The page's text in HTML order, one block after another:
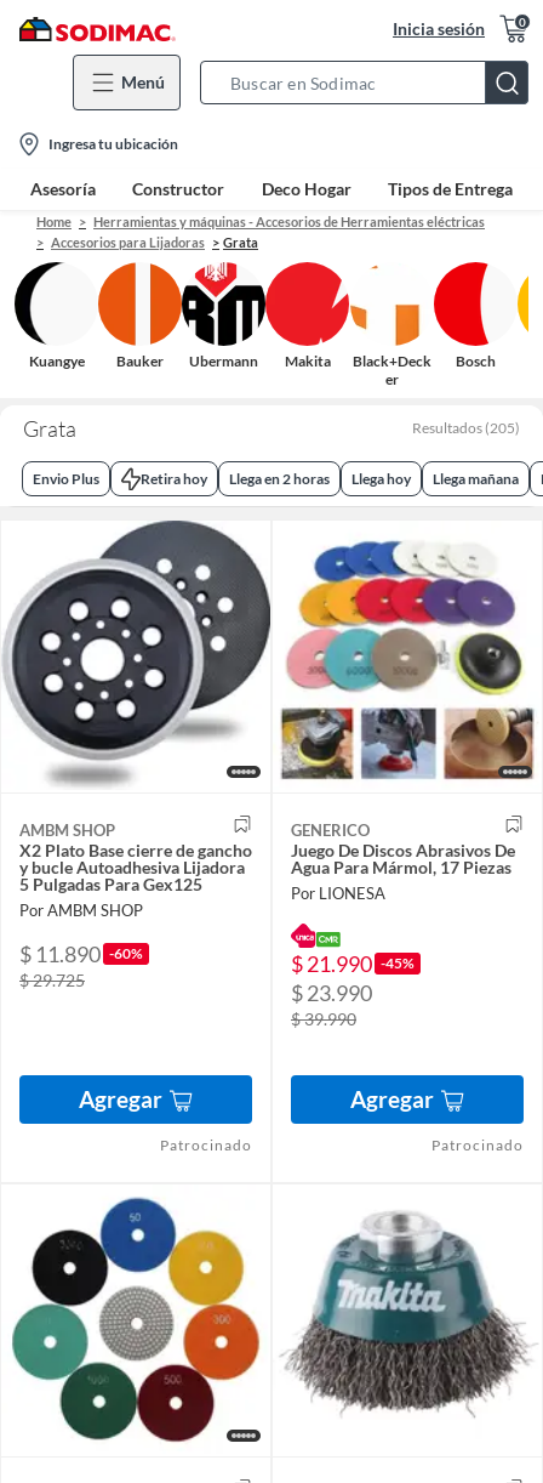
Inicia sesión 0
Menú
Bar
location-
icon
Ingresa tu ubicación
Asesoría Constructor Deco Hogar Tipos de Entrega
Home
Herramientas y máquinas - Accesorios de Herramientas eléctricas
Accesorios para Lijadoras
Grata
Kuangye Bauker Ubermann Makita
Black+Deck
er
Bosch
Grata Resultados (205)
Envio Plus Retira hoy Llega en 2 horas Llega hoy Llega mañana
AMBM SHOP
X2 Plato Base cierre de gancho
y bucle Autoadhesiva Lijadora
5 Pulgadas Para Gex125
Por AMBM SHOP
$ 11.890 -60%
$ 29.725
Agregar
Patrocinado
GENERICO
Juego De Discos Abrasivos De
Agua Para Mármol, 17 Piezas
Por LIONESA
$ 21.990 -45%
$ 23.990
$ 39.990
Agregar
Patrocinado